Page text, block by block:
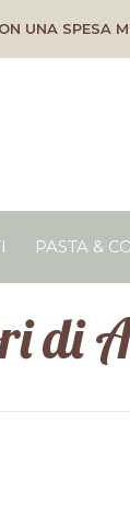
UNA SPESA
PASTA &
di